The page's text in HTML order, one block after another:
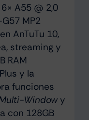
A55 @ 2,0
MP2
AnTuTu 10,
streaming y
RAM
y la
funciones
Windowy
con 128GB